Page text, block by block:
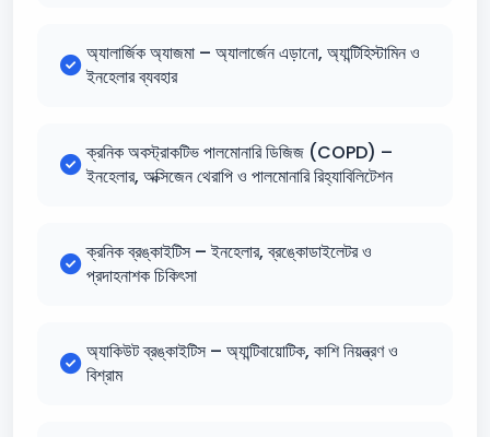
অ্যালার্জিক অ্যাজমা – অ্যালার্জেন এড়ানো, অ্যান্টিহিস্টামিন ও
ইনহেলার ব্যবহার
ক্রনিক অবস্ট্রাকটিভ পালমোনারি ডিজিজ (COPD) –
ইনহেলার, অক্সিজেন থেরাপি ও পালমোনারি রিহ্যাবিলিটেশন
ক্রনিক ব্রঙ্কাইটিস – ইনহেলার, ব্রঙ্কোডাইলেটর ও
প্রদাহনাশক চিকিৎসা
অ্যাকিউট ব্রঙ্কাইটিস – অ্যান্টিবায়োটিক, কাশি নিয়ন্ত্রণ ও
বিশ্রাম